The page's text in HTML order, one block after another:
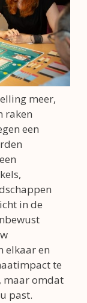
meer,
raken
een
in de
elkaar en
te
maar omdat
past.